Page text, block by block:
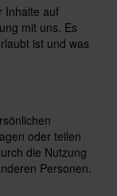
Inhalte auf
mit uns. Es
ist und was
oder teilen
die Nutzung
Personen.